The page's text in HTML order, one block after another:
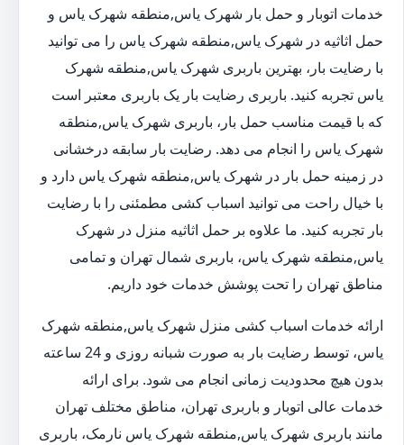
خدمات اتوبار و حمل بار شهرک یاس,منطقه شهرک یاس و
حمل اثاثیه در شهرک یاس,منطقه شهرک یاس را می توانید
با رضایت بار، بهترین باربری شهرک یاس,منطقه شهرک
یاس تجربه کنید. باربری رضایت بار یک باربری معتبر است
که با قیمت مناسب حمل بار، باربری شهرک یاس,منطقه
شهرک یاس را انجام می دهد. رضایت بار سابقه درخشانی
در زمینه حمل بار در شهرک یاس,منطقه شهرک یاس دارد و
با خیال راحت می توانید اسباب کشی مطمئنی را با رضایت
بار تجربه کنید. ما علاوه بر حمل اثاثیه منزل در شهرک
یاس,منطقه شهرک یاس، باربری شمال تهران و تمامی
مناطق تهران را تحت پوشش خدمات خود داریم.
ارائه خدمات اسباب کشی منزل شهرک یاس,منطقه شهرک
یاس، توسط رضایت بار به صورت شبانه روزی و 24 ساعته
بدون هیچ محدودیت زمانی انجام می شود. برای ارائه
خدمات عالی اتوبار و باربری تهران، مناطق مختلف تهران
مانند باربری شهرک یاس,منطقه شهرک یاس نارمک، باربری